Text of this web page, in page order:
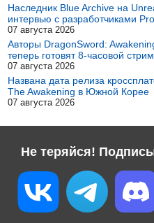
Наследник Blue Archive на
интервью с разработчиками
07 августа 2026
Авторы DragonSword:
теперь готовят 8-часовой стрим
07 августа 2026
Названа дата релиза
The Awakening в Южной Корее
07 августа 2026
Не теряйся!